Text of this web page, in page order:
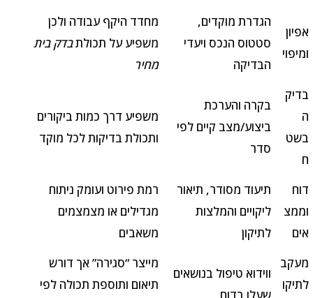
אפיון
ומיפוי
הגדרת מוקדים,
סטטוס הנכס ויעדי
הבדיקה
מחדד היקף עבודה ולכן
משפיע על תכולתבדק בית
מחיר
בדיק
ה
בשט
ח
בקרה והערכת
ביצוע/מצב קיים לפי
סדר
משפיע דרך כמות ביקורים
ותכולת בדיקות לכל מוקד
דוח
וממצ
אים
תיעוד מסודר, תיאור
ליקויים והמלצות
לתיקון
רמת פירוט ועומק ניתוח
מגדילים או מצמצמים
משאבים
מעקב
לתיקו
ווידוא טיפול בנושאים
מייצר “סגירה” אך דורש
תיאום ותוספת תכולה לפי